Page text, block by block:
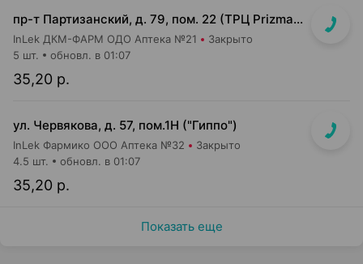
пр-т Партизанский, д. 79, пом. 22 (ТРЦ Prizma, подземный этаж вход возле м-на Мила)
InLek ДКМ-ФАРМ ОДО Аптека №21 Закрыто
35,20 р.
5 шт. обновл. в 01:07
ул. Червякова, д. 57, пом.1Н ("Гиппо")
InLek Фармико ООО Аптека №32 Закрыто
35,20 р.
4.5 шт. обновл. в 01:07
Показать еще